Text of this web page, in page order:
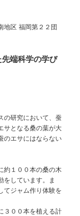
地区 福岡第２２団
端科学の学び
の研究において、蚕
サとなる桑の葉が大
のエサにはならない
約１００本の桑の木
をしています。ま
てジャム作り体験を
３００本を植える計